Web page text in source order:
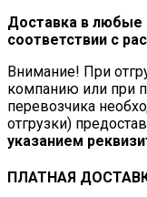
Доставка в любые
соответствии с
Внимание! При
компанию или при
перевозчика
отгрузки)
указанием
ПЛАТНАЯ